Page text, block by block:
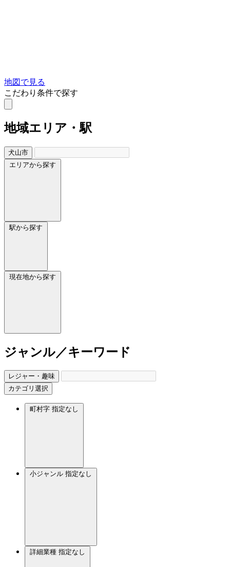
地図で見る
こだわり条件で探す
地域エリア・駅
犬山市
エリアから探す
駅から探す
現在地から探す
ジャンル／キーワード
レジャー・趣味
カテゴリ選択
町村字 指定なし
小ジャンル 指定なし
詳細業種 指定なし